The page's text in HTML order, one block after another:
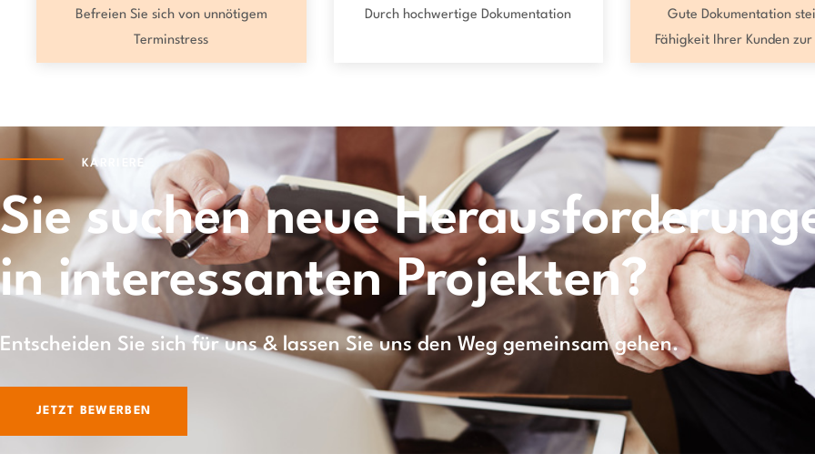
Befreien Sie sich von unnötigem
Terminstress
Durch hochwertige Dokumentation
Gute Dokumentation
Fähigkeit Ihrer Kunden
KARRIERE
Sie suchen neue
in interessanten Projekten?
Entscheiden Sie sich für uns & lassen Sie uns den Weg gemeinsam gehen.
JETZT BEWERBEN